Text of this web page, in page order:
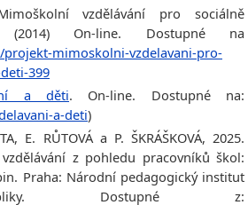
vzdělávání pro sociálně
(2014) On-line. Dostupné na
mimoskolni-vzdelavani-pro-
399
a děti. On-line. Dostupné na:
a-deti)
E. RŮTOVÁ a P. ŠKRÁŠKOVÁ, 2025.
z pohledu pracovníků škol:
Praha: Národní pedagogický institut
Dostupné z: